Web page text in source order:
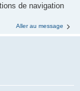
de navigation
Aller au message